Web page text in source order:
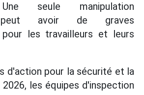
seule manipulation
peut avoir de graves
pour les travailleurs et leurs
d'action pour la sécurité et la
les équipes d'inspection